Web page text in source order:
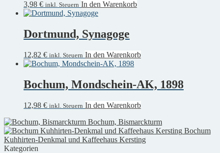
3,98 € inkl. Steuern In den Warenkorb
Dortmund, Synagoge
12,82 € inkl. Steuern In den Warenkorb
Bochum, Mondschein-AK, 1898
12,98 € inkl. Steuern In den Warenkorb
Bochum, Bismarckturm
Bochum
Kuhhirten-Denkmal und Kaffeehaus Kersting
Kategorien